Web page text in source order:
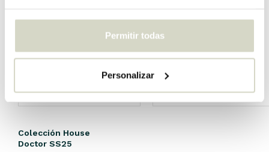
Permitir todas
Personalizar
HKliving Living and Company
Colección House
Doctor SS25